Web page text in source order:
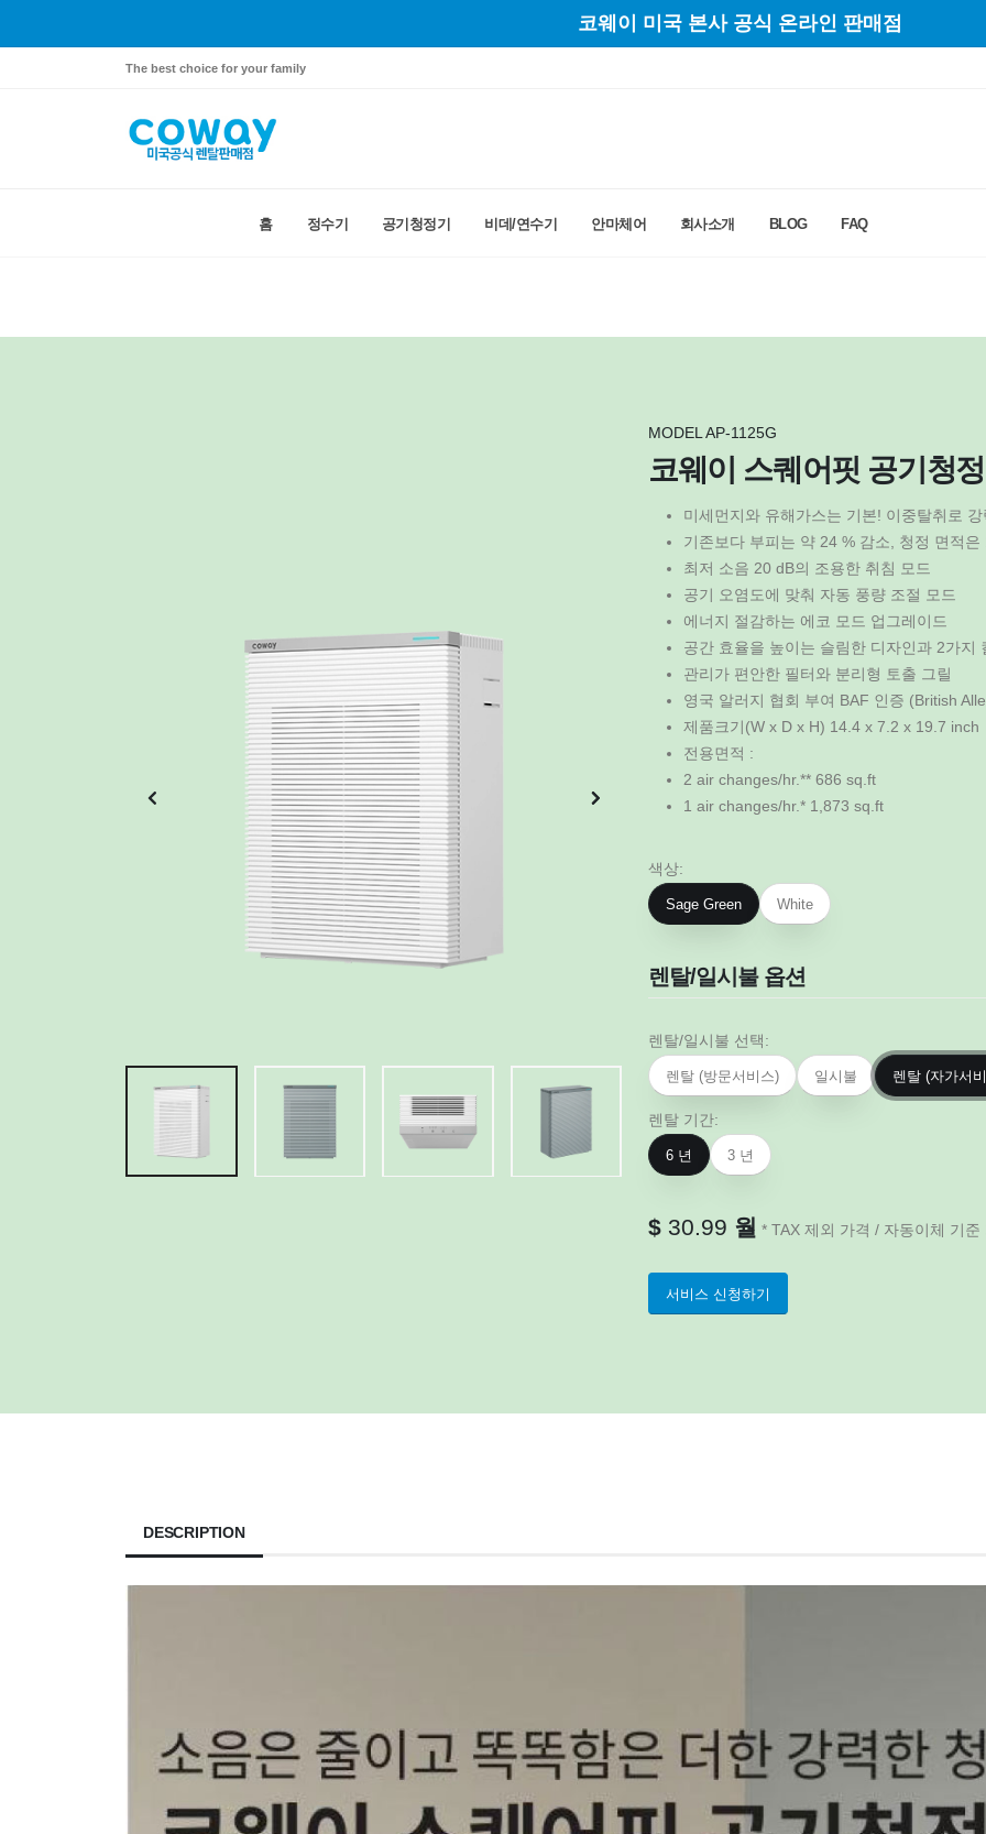
코웨이 미국 본사 공식 온라인 판매점
The best choice for your family
홈 정수기 공기청정기 비데/연수기 안마체어 회사소개 BLOG FAQ
MODEL AP-1125G
코웨이 스퀘어핏 공기청정
미세먼지와 유해가스는 기본! 이중탈취로 강
기존보다 부피는 약 24 % 감소, 청정 면적은
최저 소음 20 dB의 조용한 취침 모드
공기 오염도에 맞춰 자동 풍량 조절 모드
에너지 절감하는 에코 모드 업그레이드
공간 효율을 높이는 슬림한 디자인과 2가지
관리가 편안한 필터와 분리형 토출 그릴
영국 알러지 협회 부여 BAF 인증 (British
제품크기(W x D x H) 14.4 x 7.2 x 19.7 inch
전용면적 :
2 air changes/hr.** 686 sq.ft
1 air changes/hr.* 1,873 sq.ft
색상:
Sage Green White
렌탈/일시불 옵션
렌탈/일시불 선택:
렌탈 (방문서비스) 일시불 렌탈 (자가서
렌탈 기간:
6 년 3 년
$ 30.99 월 * TAX 제외 가격 / 자동이체 기준
DESCRIPTION